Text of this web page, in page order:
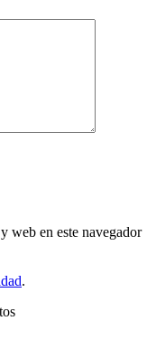
web en este navegador
.